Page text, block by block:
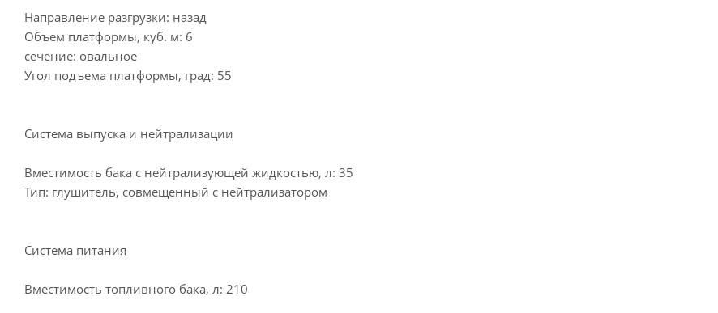
Направление разгрузки: назад
Объем платформы, куб. м: 6
сечение: овальное
Угол подъема платформы, град: 55
Система выпуска и нейтрализации
Вместимость бака с нейтрализующей жидкостью, л: 35
Тип: глушитель, совмещенный с нейтрализатором
Система питания
Вместимость топливного бака, л: 210